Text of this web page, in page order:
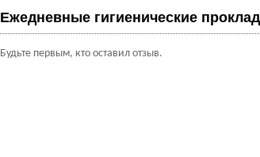
Ежедневные гигиенические
Будьте первым, кто оставил отзыв.